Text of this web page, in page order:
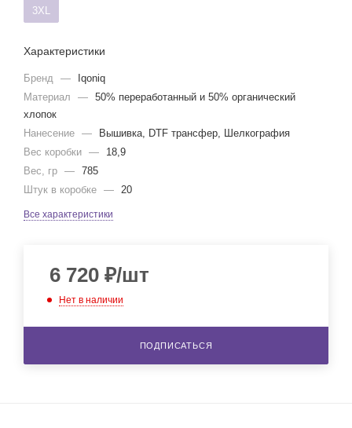
3XL
Характеристики
Бренд —
Iqoniq
Материал
— 50% переработанный и 50% органический
хлопок
Нанесение —
Вышивка, DTF трансфер, Шелкография
Вес коробки —
18,9
Вес, гр — 785
Штук в коробке — 20
Все характеристики
6 720 ₽/шт
Нет в наличии
ПОДПИСАТЬСЯ